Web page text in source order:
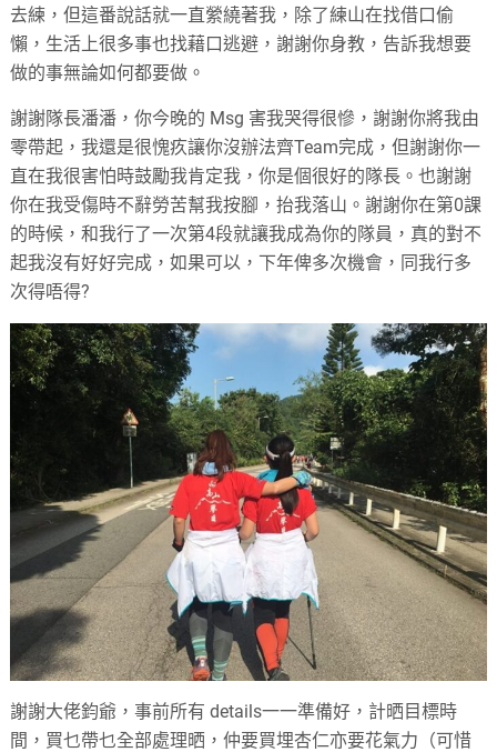
去練，但這番說話就一直縈繞著我，除了練山在找借口偷
懶，生活上很多事也找藉口逃避，謝謝你身教，告訴我想要
做的事無論如何都要做。
謝謝隊長潘潘，你今晚的 Msg 害我哭得很慘，謝謝你將我由
零帶起，我還是很愧疚讓你沒辦法齊Team完成，但謝謝你一
直在我很害怕時鼓勵我肯定我，你是個很好的隊長。也謝謝
你在我受傷時不辭勞苦幫我按腳，抬我落山。謝謝你在第0課
的時候，和我行了一次第4段就讓我成為你的隊員，真的對不
起我沒有好好完成，如果可以，下年俾多次機會，同我行多
次得唔得?
謝謝大佬鈞爺，事前所有 details一一準備好，計晒目標時
間，買乜帶乜全部處理晒，仲要買埋杏仁亦要花氣力（可惜